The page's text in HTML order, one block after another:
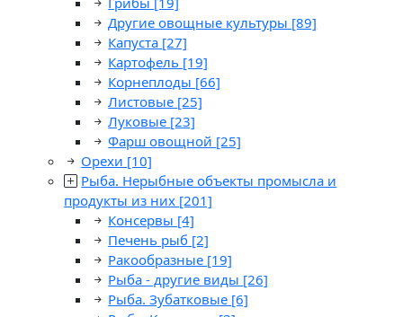
Другие овощные культуры [89]
Капуста [27]
Картофель [19]
Корнеплоды [66]
Листовые [25]
Луковые [23]
Фарш овощной [25]
Орехи [10]
Рыба. Нерыбные объекты промысла и
продукты из них [201]
Консервы [4]
Печень рыб [2]
Ракообразные [19]
Рыба - другие виды [26]
Рыба. Зубатковые [6]